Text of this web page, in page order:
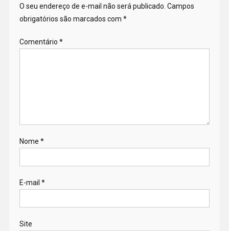
O seu endereço de e-mail não será publicado. Campos
obrigatórios são marcados com *
Comentário *
Nome *
E-mail *
Site